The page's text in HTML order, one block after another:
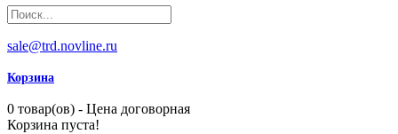
sale@trd.novline.ru
Корзина
0 товар(ов) - Цена договорная
Корзина пуста!